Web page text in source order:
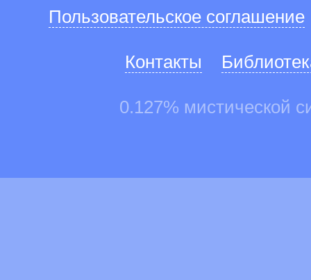
Пользовательское соглашение
Контакты
0.127% мистической